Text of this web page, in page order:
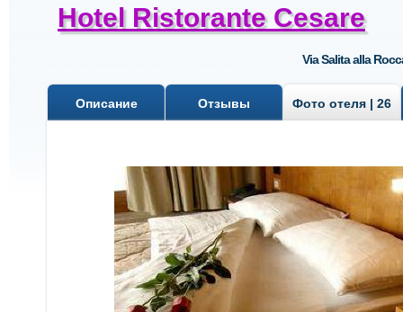
Hotel Ristorante Cesare
Via Salita alla
Описание Отзывы Фото отеля | 26